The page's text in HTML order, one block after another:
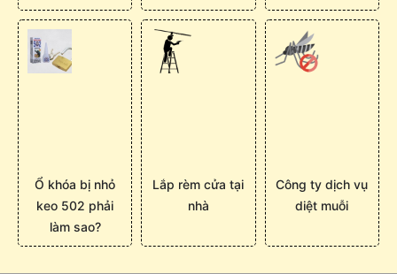
Ổ khóa bị nhỏ
keo 502 phải
làm sao?
Lắp rèm cửa tại
nhà
Công ty dịch vụ
diệt muỗi